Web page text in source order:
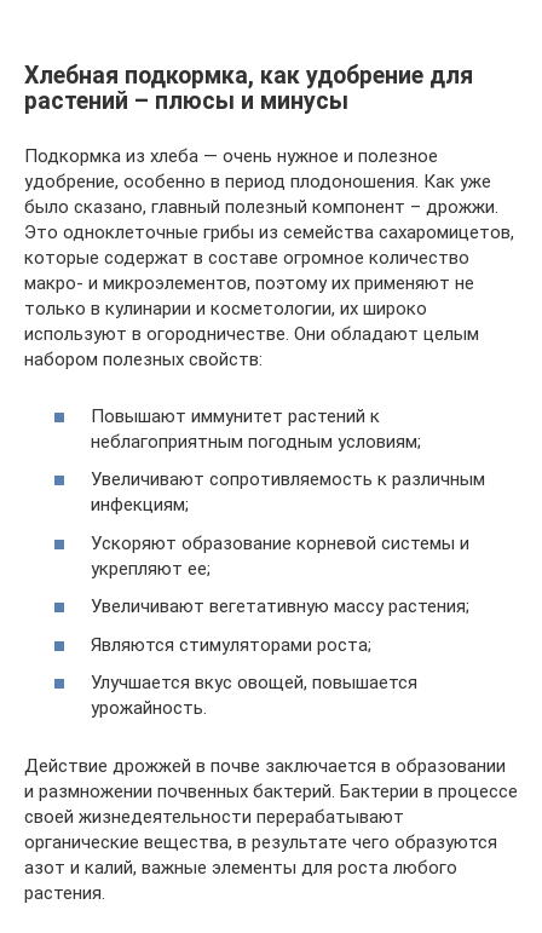
Хлебная подкормка, как удобрение для
растений – плюсы и минусы
Подкормка из хлеба — очень нужное и полезное
удобрение, особенно в период плодоношения. Как уже
было сказано, главный полезный компонент – дрожжи.
Это одноклеточные грибы из семейства сахаромицетов,
которые содержат в составе огромное количество
макро- и микроэлементов, поэтому их применяют не
только в кулинарии и косметологии, их широко
используют в огородничестве. Они обладают целым
набором полезных свойств:
Повышают иммунитет растений к
неблагоприятным погодным условиям;
Увеличивают сопротивляемость к различным
инфекциям;
Ускоряют образование корневой системы и
укрепляют ее;
Увеличивают вегетативную массу растения;
Являются стимуляторами роста;
Улучшается вкус овощей, повышается
урожайность.
Действие дрожжей в почве заключается в образовании
и размножении почвенных бактерий. Бактерии в процессе
своей жизнедеятельности перерабатывают
органические вещества, в результате чего образуются
азот и калий, важные элементы для роста любого
растения.